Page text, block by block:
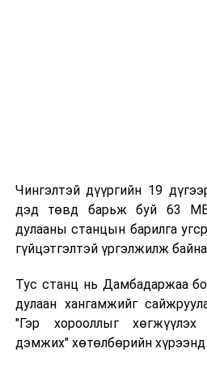
Чингэлтэй дүүргийн 19
дэд төвд барьж буй 63
дулааны станцын барилга
гүйцэтгэлтэй үргэлжилж
Тус станц нь Дамбадаржаа
дулаан хангамжийг
"Гэр хорооллыг хөгжүүлэх
дэмжих" хөтөлбөрийн